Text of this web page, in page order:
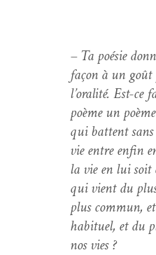
– Ta poésie
façon à un
l’o­ral­ité. Est-ce
poème un
qui bat­tent sans
vie entre enfin
la vie en lui soit
qui vient du
plus com­mun,
habituel, et du
nos vies ?